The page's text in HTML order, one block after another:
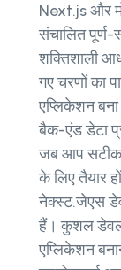
Next.js और
संचालित पूर्ण-
शक्तिशाली
गए चरणों का
एप्लिकेशन
बैक-एंड डेटा
जब आप
के लिए तैयार
नेक्स्ट.जेएस
हैं। कुशल
एप्लिकेशन